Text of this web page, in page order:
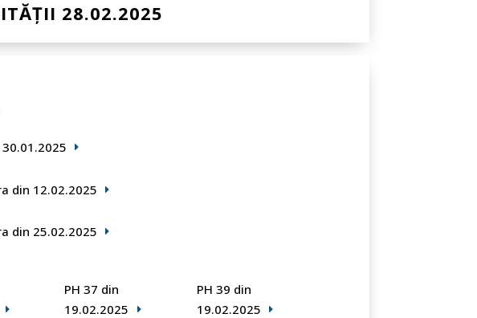
28.02.2025
din 12.02.2025
din 25.02.2025
PH 37 din
19.02.2025
PH 39 din
19.02.2025